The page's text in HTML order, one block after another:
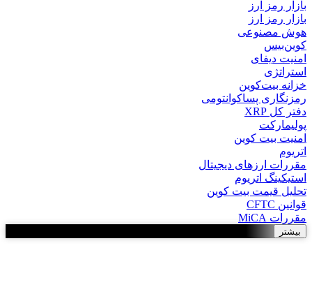
بازار رمز ارز
بازار رمز ارز
هوش مصنوعی
کوین‌بیس
امنیت دیفای
استراتژی
خزانه بیت‌کوین
رمزنگاری پساکوانتومی
دفتر کل XRP
پولیمارکت
امنیت بیت کوین
اتریوم
مقررات ارزهای دیجیتال
استیکینگ اتریوم
تحلیل قیمت بیت کوین
قوانین CFTC
مقررات MiCA
بیشتر